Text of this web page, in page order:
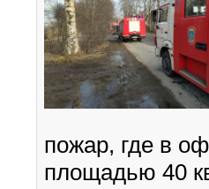
пожар, где в
площадью 40